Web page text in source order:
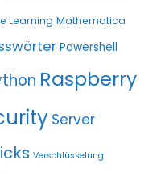
Learning Mathematica
Powershell
Raspberry
Server
Verschlüsselung